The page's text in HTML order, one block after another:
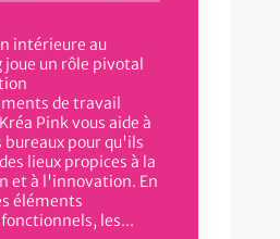
intérieure au
joue un rôle pivotal
de travail
Pink vous aide à
bureaux pour qu'ils
lieux propices à la
et à l'innovation. En
éléments
les...